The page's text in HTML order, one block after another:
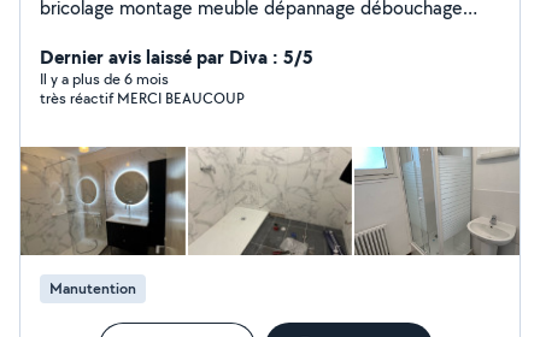
bricolage montage meuble dépannage débouchage
Dernier avis laissé par Diva : 5/5
Il y a plus de 6 mois
très réactif MERCI BEAUCOUP
Manutention